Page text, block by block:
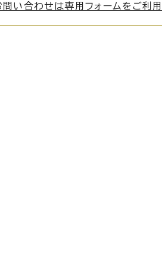
問い合わせは専用フォームをご利用